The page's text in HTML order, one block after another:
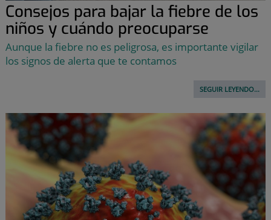
Consejos para bajar la fiebre de los
niños y cuándo preocuparse
Aunque la fiebre no es peligrosa, es importante vigilar
los signos de alerta que te contamos
SEGUIR LEYENDO...